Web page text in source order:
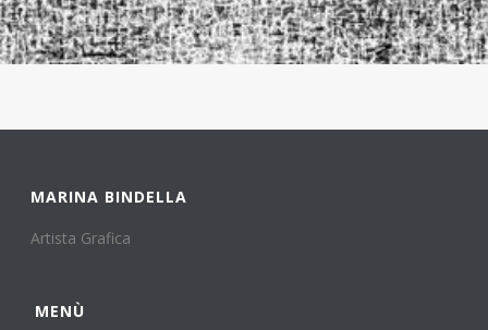
MARINA BINDELLA
Artista Grafica
MENÙ